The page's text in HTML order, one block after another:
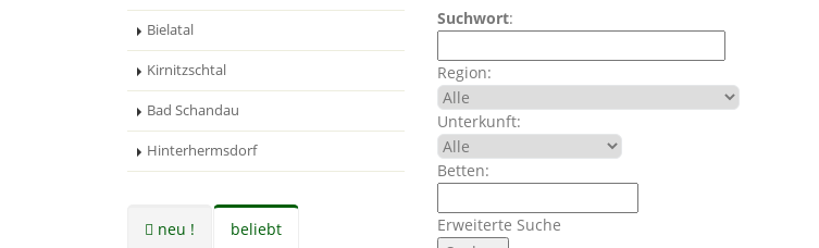
Bielatal
Kirnitzschtal
Bad Schandau
Hinterhermsdorf
neu ! beliebt
Suchwort:
Region:
Unterkunft:
Betten:
Erweiterte Suche